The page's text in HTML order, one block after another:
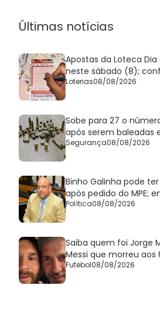
Últimas notícias
Apostas da Loteca
neste sábado (8);
Loterias08/08/2026
Sobe para 27 o
após serem baleadas
Segurança08/08/2026
Binho Galinha pode
após pedido do MPE;
Política08/08/2026
Saiba quem foi Jorge
Messi que morreu aos
Futebol08/08/2026